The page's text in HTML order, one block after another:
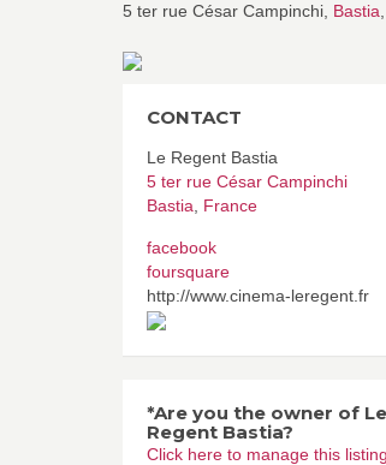
5 ter rue César Campinchi, Bastia
CONTACT
Le Regent Bastia
5 ter rue César Campinchi
Bastia
France
facebook
foursquare
http://www.cinema-leregent.fr
*Are you the owner of Le
Regent Bastia?
Click here to manage this listing.